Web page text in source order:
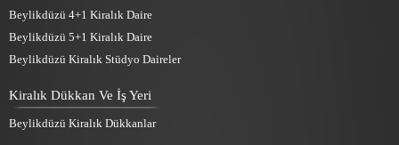
Beylikdüzü 4+1 Kiralık Daire
Beylikdüzü 5+1 Kiralık Daire
Beylikdüzü Kiralık Stüdyo Daireler
Kiralık Dükkan Ve İş Yeri
Beylikdüzü Kiralık Dükkanlar